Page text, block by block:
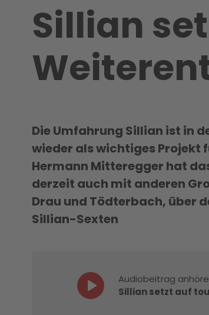
Sillian
Die Umfahrung Sillian ist in
wieder als wichtiges Projekt
Hermann Mitteregger hat
derzeit auch mit anderen
Drau und Tödterbach, über
Sillian-Sexten
Audiobeitrag
Sillian setzt auf